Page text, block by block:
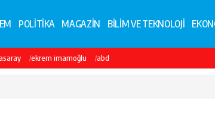
POLİTİKA MAGAZİN BİLİM VE TEKNOLOJİ
ekrem imamoğlu abd